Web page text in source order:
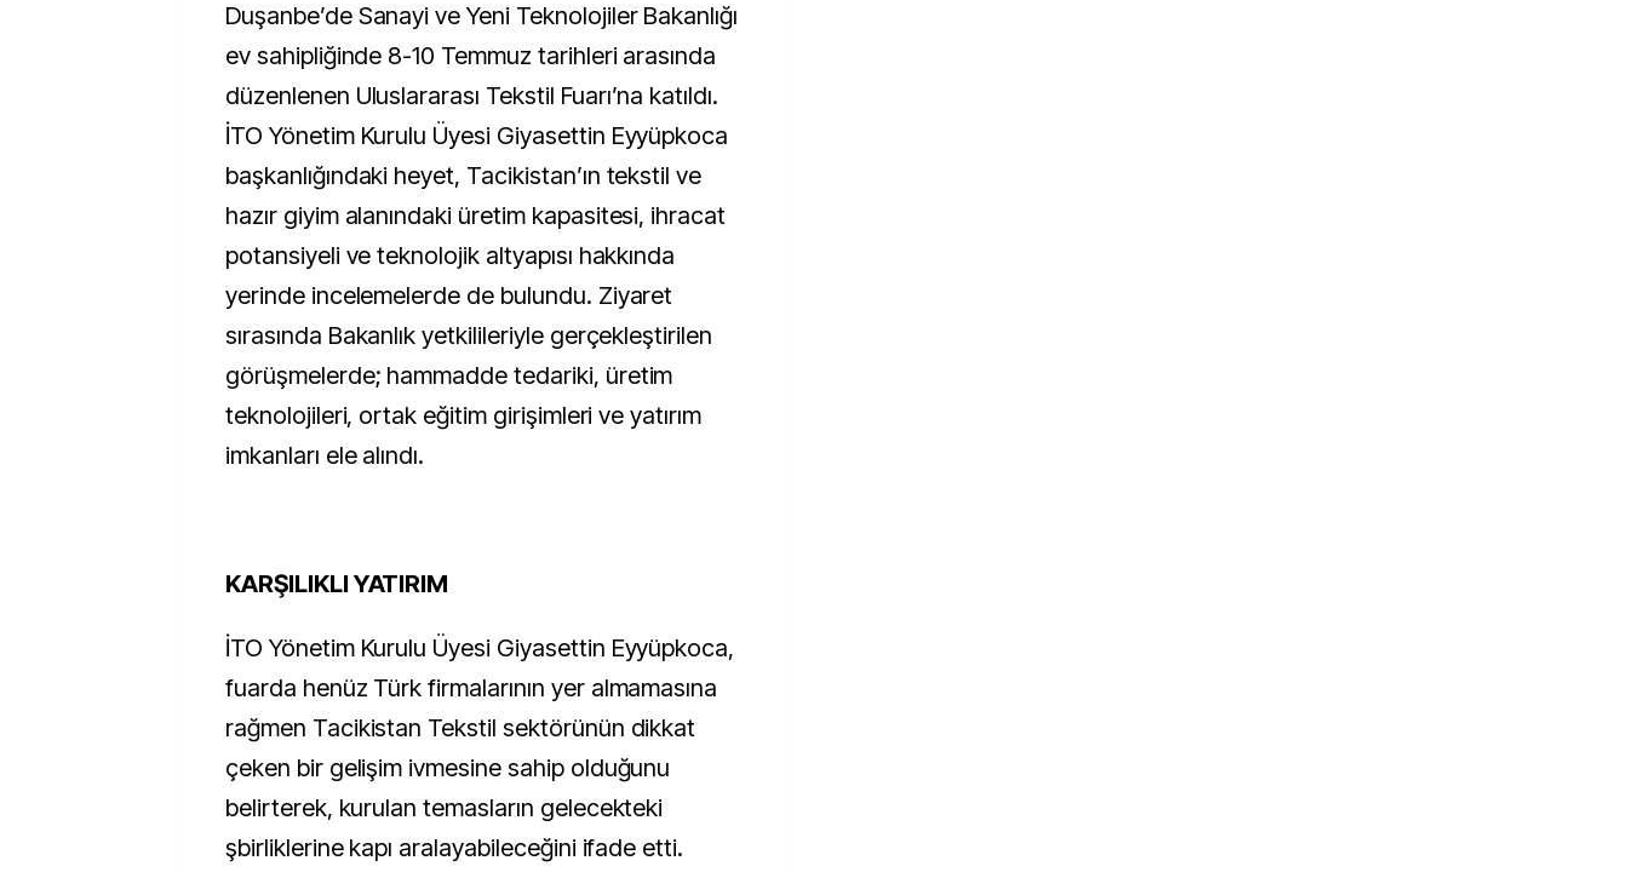
Duşanbe’de Sanayi ve Yeni Teknolojiler Bakanlığı
ev sahipliğinde 8-10 Temmuz tarihleri arasında
düzenlenen Uluslararası Tekstil Fuarı’na katıldı.
İTO Yönetim Kurulu Üyesi Giyasettin Eyyüpkoca
başkanlığındaki heyet, Tacikistan’ın tekstil ve
hazır giyim alanındaki üretim kapasitesi, ihracat
potansiyeli ve teknolojik altyapısı hakkında
yerinde incelemelerde de bulundu. Ziyaret
sırasında Bakanlık yetkilileriyle gerçekleştirilen
görüşmelerde; hammadde tedariki, üretim
teknolojileri, ortak eğitim girişimleri ve yatırım
imkanları ele alındı.
KARŞILIKLI YATIRIM
İTO Yönetim Kurulu Üyesi Giyasettin Eyyüpkoca,
fuarda henüz Türk firmalarının yer almamasına
rağmen Tacikistan Tekstil sektörünün dikkat
çeken bir gelişim ivmesine sahip olduğunu
belirterek, kurulan temasların gelecekteki
şbirliklerine kapı aralayabileceğini ifade etti.